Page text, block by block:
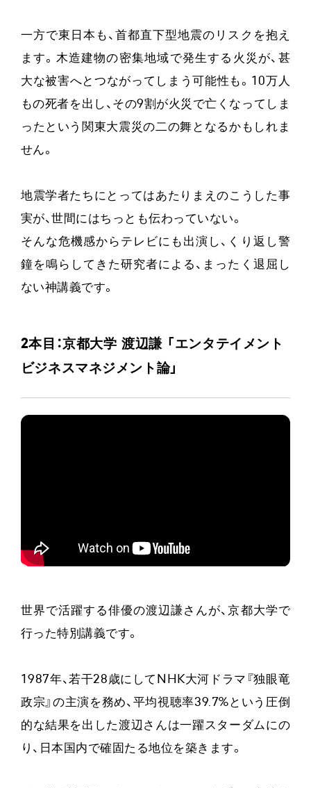
一方で東日本も、首都直下型地震のリスクを抱え
ます。木造建物の密集地域で発生する火災が、甚
大な被害へとつながってしまう可能性も。10万人
もの死者を出し、その9割が火災で亡くなってしま
ったという関東大震災の二の舞となるかもしれま
せん。
地震学者たちにとってはあたりまえのこうした事
実が、世間にはちっとも伝わっていない。
そんな危機感からテレビにも出演し、くり返し警
鐘を鳴らしてきた研究者による、まったく退屈し
ない神講義です。
2本目：京都大学 渡辺謙 「エンタテイメント
ビジネスマネジメント論」
世界で活躍する俳優の渡辺謙さんが、京都大学で
行った特別講義です。
1987年、若干28歳にしてNHK大河ドラマ『独眼竜
政宗』の主演を務め、平均視聴率39.7%という圧倒
的な結果を出した渡辺さんは一躍スターダムにの
り、日本国内で確固たる地位を築きます。